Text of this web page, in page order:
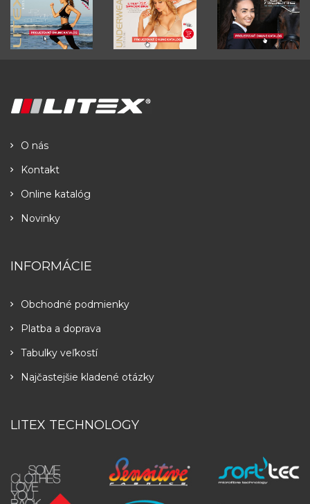
O nás
Kontakt
Online katalóg
Novinky
INFORMÁCIE
Obchodné podmienky
Platba a doprava
Tabulky veľkostí
Najčastejšie kladené otázky
LITEX TECHNOLOGY